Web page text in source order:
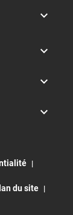




du site